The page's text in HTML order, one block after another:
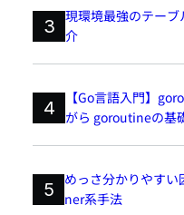
3 現環境最強のテー
介
4
【Go言語入門】
がら goroutineの基
5
めっさ分かりやす
ner系手法